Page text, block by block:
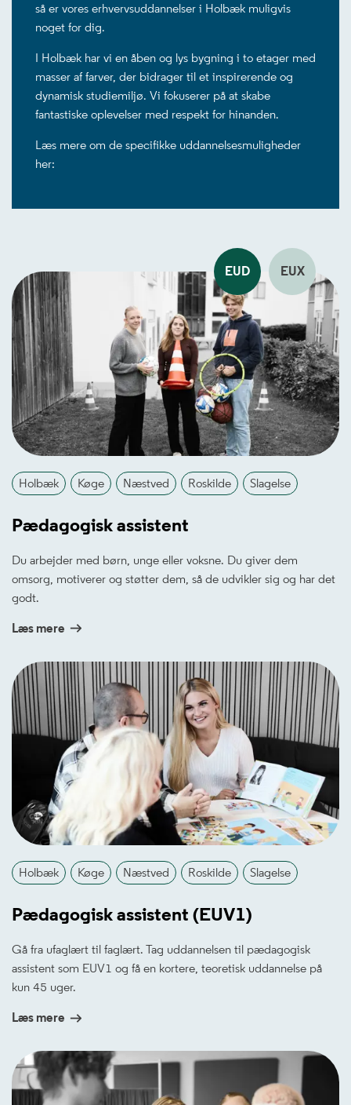
så er vores erhvervsuddannelser i Holbæk muligvis
noget for dig.
I Holbæk har vi en åben og lys bygning i to etager med
masser af farver, der bidrager til et inspirerende og
dynamisk studiemiljø. Vi fokuserer på at skabe
fantastiske oplevelser med respekt for hinanden.
Læs mere om de specifikke uddannelsesmuligheder
her:
Holbæk Køge Næstved Roskilde Slagelse
Pædagogisk assistent
Du arbejder med børn, unge eller voksne. Du giver dem
omsorg, motiverer og støtter dem, så de udvikler sig og har det
godt.
Læs mere
EUD EUX
Holbæk Køge Næstved Roskilde Slagelse
Pædagogisk assistent (EUV1)
Gå fra ufaglært til faglært. Tag uddannelsen til pædagogisk
assistent som EUV1 og få en kortere, teoretisk uddannelse på
kun 45 uger.
Læs mere